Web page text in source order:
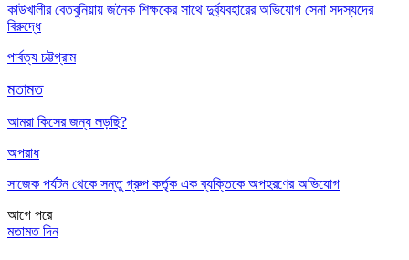
কাউখালীর বেতবুনিয়ায় জনৈক শিক্ষকের সাথে দুর্ব্যবহারের অভিযোগ সেনা সদস্যদের
বিরুদ্ধে
পার্বত্য চট্টগ্রাম
মতামত
আমরা কিসের জন্য লড়ছি?
অপরাধ
সাজেক পর্যটন থেকে সন্তু গ্রুপ কর্তৃক এক ব্যক্তিকে অপহরণের অভিযোগ
আগে পরে
মতামত দিন